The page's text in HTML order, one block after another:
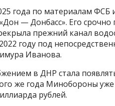
года по материалам ФСБ
— Донбасс». Его срочно
прежний канал
году под
Иванова.
в ДНР стала
же года Минобороны
рублей.